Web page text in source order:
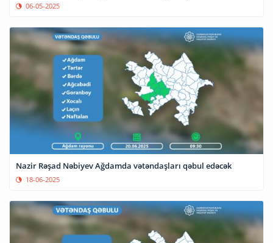
06-05-2025
Nazir Rəşad Nəbiyev Ağdamda vətəndaşları qəbul edəcək
18-06-2025